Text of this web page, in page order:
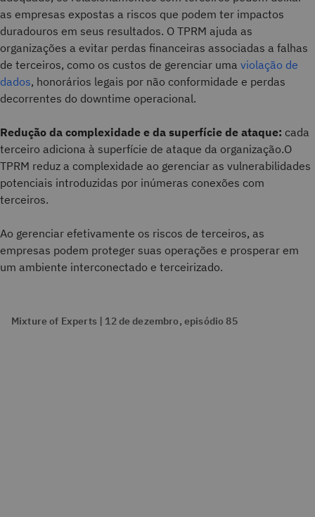
as empresas expostas a riscos que podem ter impactos
duradouros em seus resultados. O TPRM ajuda as
organizações a evitar perdas financeiras associadas a falhas
de terceiros, como os custos de gerenciar uma violação de
dados, honorários legais por não conformidade e perdas
decorrentes do downtime operacional.
Redução da complexidade e da superfície de ataque: cada
terceiro adiciona à superfície de ataque da organização.O
TPRM reduz a complexidade ao gerenciar as vulnerabilidades
potenciais introduzidas por inúmeras conexões com
terceiros.
Ao gerenciar efetivamente os riscos de terceiros, as
empresas podem proteger suas operações e prosperar em
um ambiente interconectado e terceirizado.
Mixture of Experts | 12 de dezembro, episódio 85